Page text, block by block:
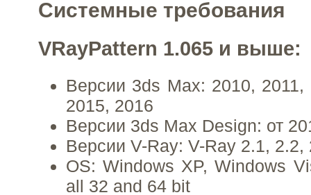
Системные требования
VRayPattern 1.065 и выше:
Версии 3ds Max: 2010,
2015, 2016
Версии 3ds Max Design: от
Версии V-Ray: V-Ray 2.1, 2.2,
OS: Windows XP, Windows
all 32 and 64 bit